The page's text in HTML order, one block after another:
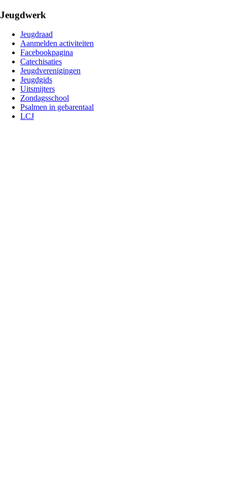
Jeugdwerk
Jeugdraad
Aanmelden activiteiten
Facebookpagina
Catechisaties
Jeugdverenigingen
Jeugdgids
Uitsmijters
Zondagsschool
Psalmen in gebarentaal
LCJ